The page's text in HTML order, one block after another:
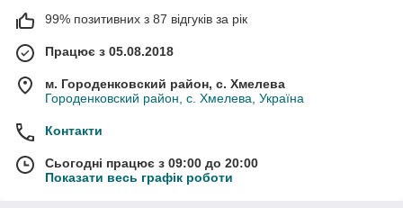
99% позитивних з 87 відгуків за рік
Працює з 05.08.2018
м. Городенковский район, с. Хмелева
Городенковский район, с. Хмелева, Україна
Контакти
Сьогодні працює з 09:00 до 20:00
Показати весь графік роботи